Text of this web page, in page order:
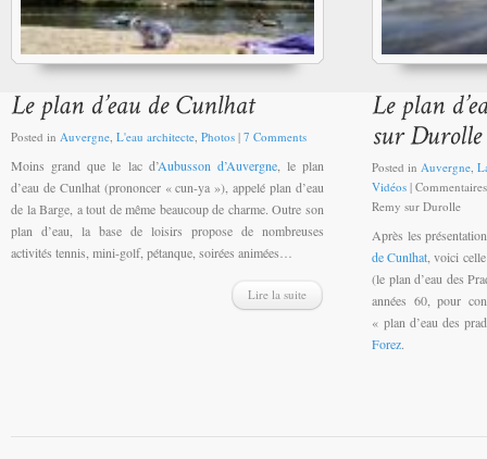
Posted in Auvergne L'eau architecte Photos | 7 Comments
Moins grand que le lac d’Aubusson d’Auvergne, le plan
d’eau de Cunlhat (prononcer « cun-ya »), appelé plan d’eau
de la Barge, a tout de même beaucoup de charme. Outre son
plan d’eau, la base de loisirs propose de nombreuses
activités tennis, mini-golf, pétanque, soirées animées…
Lire la suite
Posted in Auvergne,
Vidéos |
Remy sur Durolle
Après les
de Cunlhat, voici
(le plan d’eau des
années 60, pour
« plan d’eau des
Forez.